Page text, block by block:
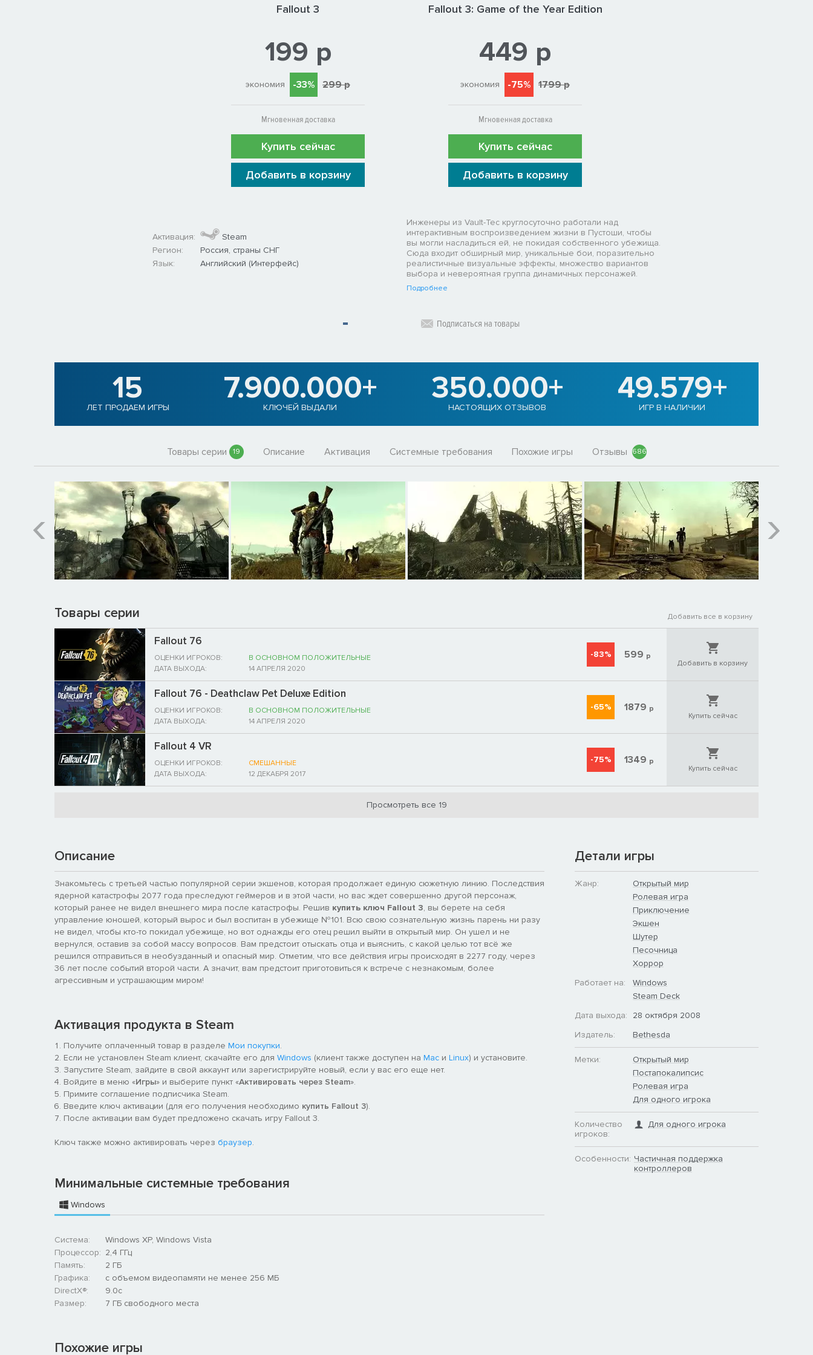
Fallout 3
199 р
экономия -33% 299 р
Мгновенная доставка
Купить сейчас
Добавить в корзину
Fallout 3: Game of the Year Edition
449 р
экономия -75% 1799 р
Мгновенная доставка
Купить сейчас
Добавить в корзину
Активация:
Steam
Регион:
Россия, страны СНГ
Язык:
Английский (Интерфейс)
Инженеры из Vault-Tec круглосуточно работали над
интерактивным воспроизведением жизни в Пустоши, чтобы
вы могли насладиться ей, не покидая собственного убежища.
Сюда входит обширный мир, уникальные бои, поразительно
реалистичные визуальные эффекты, множество вариантов
выбора и невероятная группа динамичных персонажей.
Подробнее
Подписаться на товары
15
ЛЕТ ПРОДАЕМ ИГРЫ
7.900.000+
КЛЮЧЕЙ ВЫДАЛИ
350.000+
НАСТОЯЩИХ ОТЗЫВОВ
49.579+
ИГР В НАЛИЧИИ
Товары серии 19 Описание Активация Системные требования Похожие игры Отзывы 686
Товары серии Добавить все в корзину
Fallout 76
ОЦЕНКИ ИГРОКОВ:
В ОСНОВНОМ ПОЛОЖИТЕЛЬНЫЕ
ДАТА ВЫХОДА:
14 АПРЕЛЯ 2020
-83% 599 р
Добавить в корзину
Fallout 76 - Deathclaw Pet Deluxe Edition
ОЦЕНКИ ИГРОКОВ:
В ОСНОВНОМ ПОЛОЖИТЕЛЬНЫЕ
ДАТА ВЫХОДА:
14 АПРЕЛЯ 2020
-65% 1879 р
Купить сейчас
Fallout 4 VR
ОЦЕНКИ ИГРОКОВ:
СМЕШАННЫЕ
ДАТА ВЫХОДА:
12 ДЕКАБРЯ 2017
-75% 1349 р
Купить сейчас
Просмотреть все 19
Описание
Знакомьтесь с третьей частью популярной серии экшенов, которая продолжает единую сюжетную линию. Последствия
ядерной катастрофы 2077 года преследуют геймеров и в этой части, но вас ждет совершенно другой персонаж,
который ранее не видел внешнего мира после катастрофы. Решив купить ключ Fallout 3, вы берете на себя
управление юношей, который вырос и был воспитан в убежище №101. Всю свою сознательную жизнь парень ни разу
не видел, чтобы кто-то покидал убежище, но вот однажды его отец решил выйти в открытый мир. Он ушел и не
вернулся, оставив за собой массу вопросов. Вам предстоит отыскать отца и выяснить, с какой целью тот всё же
решился отправиться в необузданный и опасный мир. Отметим, что все действия игры происходят в 2277 году, через
36 лет после событий второй части. А значит, вам предстоит приготовиться к встрече с незнакомым, более
агрессивным и устрашающим миром!
Активация продукта в Steam
Получите оплаченный товар в разделе Мои покупки.
Если не установлен Steam клиент, скачайте его для Windows (клиент также доступен на Mac и Linux) и установите.
Запустите Steam, зайдите в свой аккаунт или зарегистрируйте новый, если у вас его еще нет.
Войдите в меню «Игры» и выберите пункт «Активировать через Steam».
Примите соглашение подписчика Steam.
Введите ключ активации (для его получения необходимо купить Fallout 3).
После активации вам будет предложено скачать игру Fallout 3.
Ключ также можно активировать через браузер.
Минимальные системные требования
Windows
Система:
Windows XP, Windows Vista
Процессор: 2,4 ГГц
Память:
2 ГБ
Графика:
с объемом видеопамяти не менее 256 МБ
DirectX®:
9.0c
Размер:
7 ГБ свободного места
Детали игры
Жанр:
Открытый мир
Ролевая игра
Приключение
Экшен
Шутер
Песочница
Хоррор
Работает на:
Windows
Steam Deck
Дата выхода:
28 октября 2008
Издатель:
Bethesda
Метки:
Открытый мир
Постапокалипсис
Ролевая игра
Для одного игрока
Количество
игроков:
Для одного игрока
Особенности: Частичная поддержка
контроллеров
Похожие игры